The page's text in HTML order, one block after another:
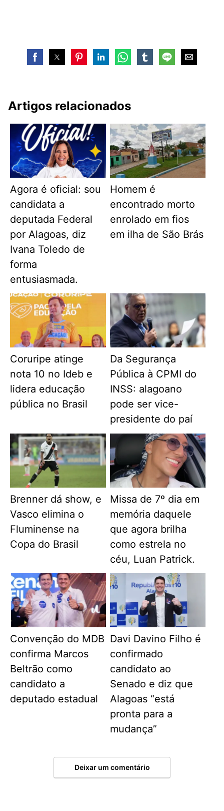
Artigos relacionados
Agora é oficial: sou
candidata a
deputada Federal
por Alagoas, diz
Ivana Toledo de
forma
entusiasmada.
Homem é
encontrado morto
enrolado em fios
em ilha de São Brás
Coruripe atinge
nota 10 no Ideb e
lidera educação
pública no Brasil
Da Segurança
Pública à CPMI do
INSS: alagoano
pode ser vice-
presidente do paí
Brenner dá show, e
Vasco elimina o
Fluminense na
Copa do Brasil
Missa de 7º dia em
memória daquele
que agora brilha
como estrela no
céu, Luan Patrick.
Convenção do MDB
confirma Marcos
Beltrão como
candidato a
deputado estadual
Davi Davino Filho é
confirmado
candidato ao
Senado e diz que
Alagoas “está
pronta para a
mudança”
Deixar um comentário